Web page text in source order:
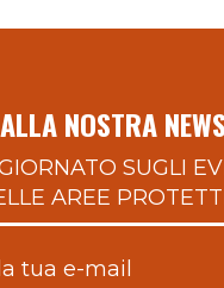
NOSTRA
SUGLI
AREE